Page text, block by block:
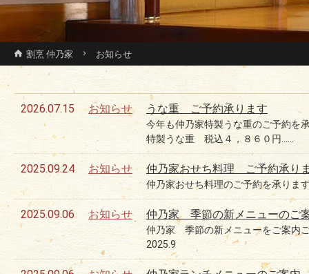
割烹 仲乃家 お知らせ
2026.07.15 お知らせ うな重 ご予約承ります
今年も仲乃家特製うな重のご予約
特製うな重 税込４，８６０円……
2025.09.24 お知らせ 仲乃家おせち料理 ご予約承り
仲乃家おせち料理のご予約を承りま
2025.09.06 お知らせ 仲乃家 季節の新メニューのご
仲乃家 季節の新メニューをご案内
2025.9